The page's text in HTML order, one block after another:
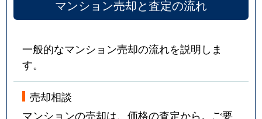
マンション売却と査定の流れ
一般的なマンション売却の流れを説明しま
す。
売却相談
マンションの売却は、価格の査定から。ご要